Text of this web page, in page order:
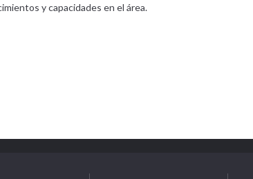
y capacidades en el área.